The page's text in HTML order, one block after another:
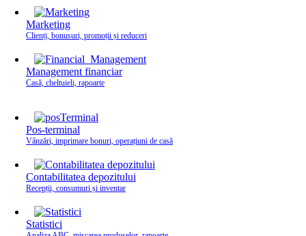
Marketing
Clienți, bonusuri, promoții și reduceri
Management financiar
Casă, cheltuieli, rapoarte
Pos-terminal
Vânzări, imprimare bonuri, operațiuni de casă
Contabilitatea depozitului
Recepții, consumuri și inventar
Statistici